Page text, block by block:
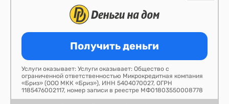
Получить деньги
Услуги оказывает: Услуги оказывает: Общество с
ограниченной ответственностью Микрокредитная компания
«Бриз» (ООО МКК «Бриз»), ИНН 5404070027, ОГРН
1185476002117, номер записи в реестре МФ01803550008778